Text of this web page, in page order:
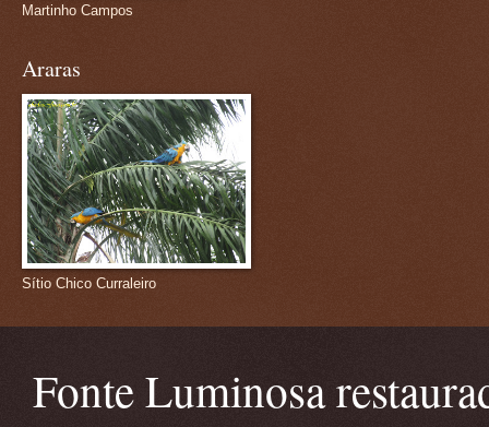
Martinho Campos
Araras
Sítio Chico Curraleiro
Fonte Luminosa